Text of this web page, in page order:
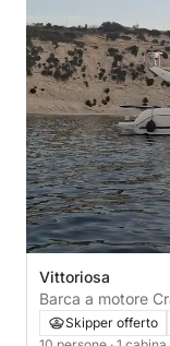
Vittoriosa
Skipper offerto